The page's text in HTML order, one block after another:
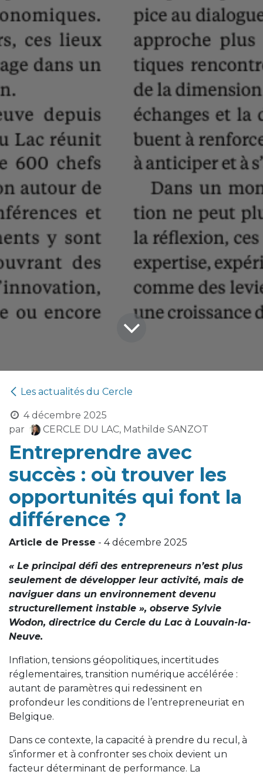
Les actualités du Cercle
4 décembre 2025
par
CERCLE DU LAC, Mathilde SANZOT
Entreprendre avec
succès : où trouver les
opportunités qui font la
différence ?
Article de Presse - 4 décembre 2025
« Le principal défi des entrepreneurs n’est plus
seulement de développer leur activité, mais de
naviguer dans un environnement devenu
structurellement instable », observe Sylvie
Wodon, directrice du Cercle du Lac à Louvain-la-
Neuve.
Inflation, tensions géopolitiques, incertitudes
réglementaires, transition numérique accélérée :
autant de paramètres qui redessinent en
profondeur les conditions de l’entrepreneuriat en
Belgique.
Dans ce contexte, la capacité à prendre du recul, à
s’informer et à confronter ses choix devient un
facteur déterminant de performance. La